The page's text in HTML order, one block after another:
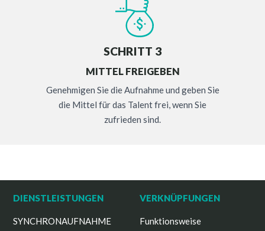
SCHRITT 3
MITTEL FREIGEBEN
Genehmigen Sie die Aufnahme und geben Sie
die Mittel für das Talent frei, wenn Sie
zufrieden sind.
DIENSTLEISTUNGEN
SYNCHRONAUFNAHME
VERKNÜPFUNGEN
Funktionsweise